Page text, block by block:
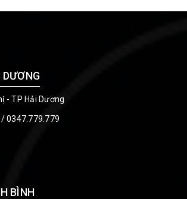
- TP Hải Dương
/0347.779.779
BÌNH